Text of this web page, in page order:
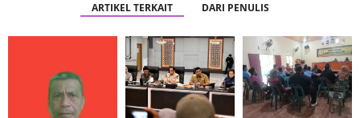
ARTIKEL TERKAIT DARI PENULIS